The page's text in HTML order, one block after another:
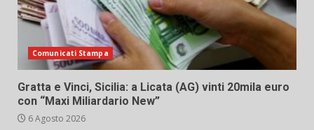
Comunicati Stampa
Gratta e Vinci, Sicilia: a Licata (AG) vinti 20mila euro
con “Maxi Miliardario New”
6 Agosto 2026